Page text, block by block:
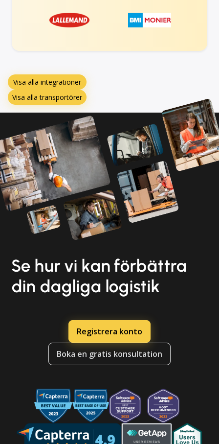
Visa alla integrationer
Visa alla transportörer
Se hur vi kan förbättra
din dagliga logistik
Registrera konto
Boka en gratis konsultation